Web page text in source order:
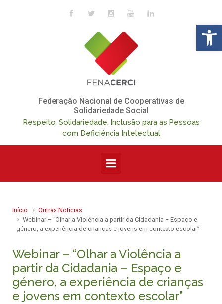
Skip to main content
Federação Nacional de Cooperativas de
Solidariedade Social
Respeito, Solidariedade, Inclusão para as Pessoas
com Deficiência Intelectual
Início
Outras Notícias
Webinar – “Olhar a Violência a partir da Cidadania – Espaço e
género, a experiência de crianças e jovens em contexto escolar”
Webinar – “Olhar a Violência a
partir da Cidadania – Espaço e
género, a experiência de crianças
e jovens em contexto escolar”